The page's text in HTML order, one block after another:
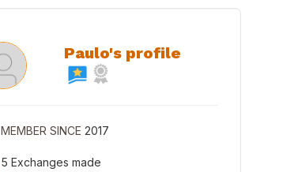
Paulo's profile
MEMBER SINCE 2017
5 Exchanges made